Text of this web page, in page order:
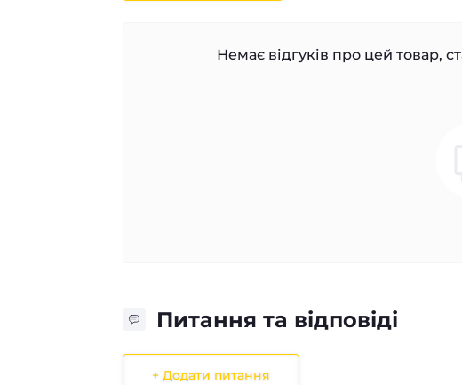
Немає відгуків про цей товар,
Питання та відповіді
+ Додати питання